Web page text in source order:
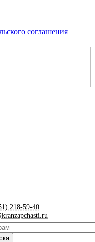
соглашения
218-59-40